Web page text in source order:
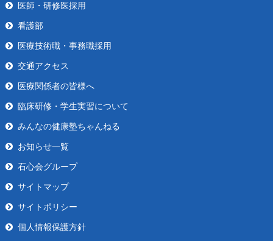
医師・研修医採用
看護部
医療技術職・事務職採用
交通アクセス
医療関係者の皆様へ
臨床研修・学生実習について
みんなの健康塾ちゃんねる
お知らせ一覧
石心会グループ
サイトマップ
サイトポリシー
個人情報保護方針